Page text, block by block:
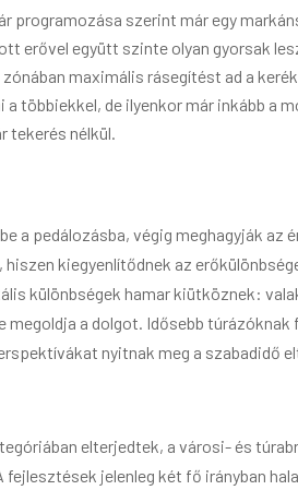
programozása szerint már egy
erővel együtt szinte olyan gyorsak
maximális rásegítést ad a
többiekkel, de ilyenkor már inkább a
tekerés nélkül.
a pedálozásba, végig meghagyják
kiegyenlítődnek az
különbségek hamar kiütköznek:
megoldja a dolgot. Idősebb
nyitnak meg a szabadidő
elterjedtek, a városi- és
jelenleg két fő irányban